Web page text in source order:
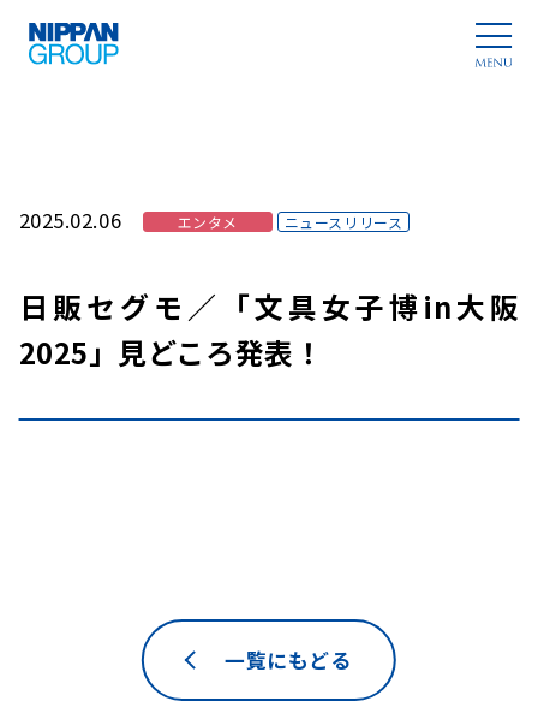
2025.02.06 エンタメ ニュースリリース
日販セグモ／「文具女子博in大阪
2025」見どころ発表！
一覧にもどる